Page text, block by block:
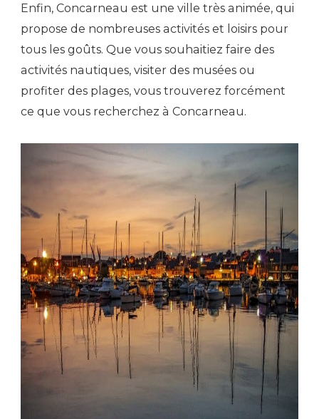
Enfin, Concarneau est une ville très animée, qui
propose de nombreuses activités et loisirs pour
tous les goûts. Que vous souhaitiez faire des
activités nautiques, visiter des musées ou
profiter des plages, vous trouverez forcément
ce que vous recherchez à Concarneau.